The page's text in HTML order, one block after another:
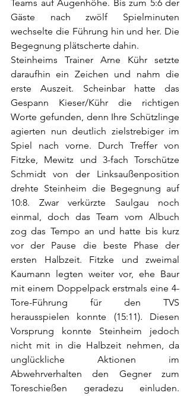
Teams auf Augenhöhe. Bis zum 5:6 der
Gäste nach zwölf Spielminuten
wechselte die Führung hin und her. Die
Begegnung plätscherte dahin.
Steinheims Trainer Arne Kühr setzte
daraufhin ein Zeichen und nahm die
erste Auszeit. Scheinbar hatte das
Gespann Kieser/Kühr die richtigen
Worte gefunden, denn Ihre Schützlinge
agierten nun deutlich zielstrebiger im
Spiel nach vorne. Durch Treffer von
Fitzke, Mewitz und 3-fach Torschütze
Schmidt von der Linksaußenposition
drehte Steinheim die Begegnung auf
10:8. Zwar verkürzte Saulgau noch
einmal, doch das Team vom Albuch
zog das Tempo an und hatte bis kurz
vor der Pause die beste Phase der
ersten Halbzeit. Fitzke und zweimal
Kaumann legten weiter vor, ehe Baur
mit einem Doppelpack erstmals eine 4-
Tore-Führung für den TVS
herausspielen konnte (15:11). Diesen
Vorsprung konnte Steinheim jedoch
nicht mit in die Halbzeit nehmen, da
unglückliche Aktionen im
Abwehrverhalten den Gegner zum
Toreschießen geradezu einluden.